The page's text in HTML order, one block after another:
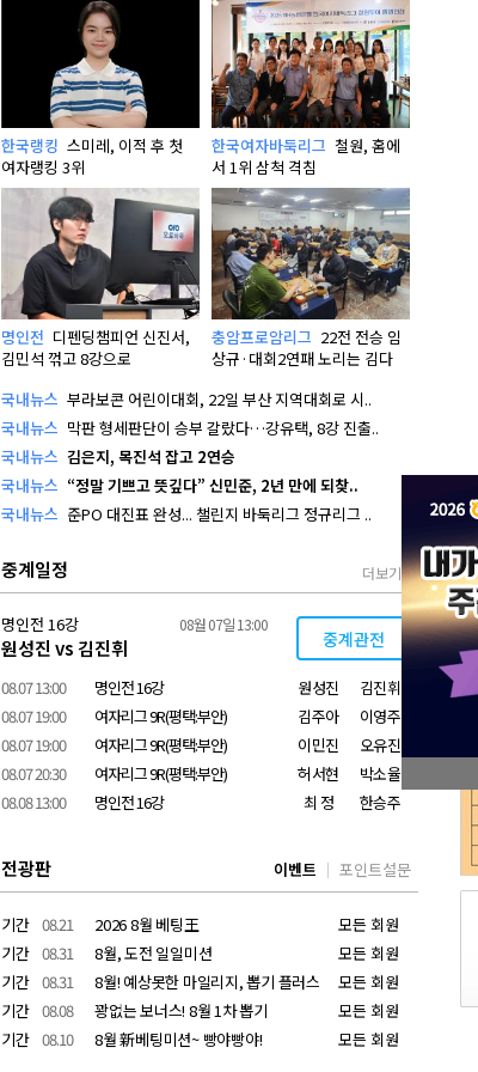
한국랭킹 스미레, 이적 후 첫
여자랭킹 3위
한국여자바둑리그 철원, 홈에
서 1위 삼척 격침
명인전 디펜딩챔피언 신진서,
김민석 꺾고 8강으로
충암프로암리그 22전 전승 임
상규·대회2연패 노리는 김다
국내뉴스 부라보콘 어린이대회, 22일 부산 지역대회로 시..
국내뉴스 막판 형세판단이 승부 갈랐다…강유택, 8강 진출..
국내뉴스 김은지, 목진석 잡고 2연승
국내뉴스 “정말 기쁘고 뜻깊다” 신민준, 2년 만에 되찾..
국내뉴스 준PO 대진표 완성... 챌린지 바둑리그 정규리그 ..
중계일정 더보기
명인전 16강
원성진 vs 김진휘
08월 07일 13:00
중계관전
08.07 13:00 명인전 16강 원성진
김진휘
08.07 19:00
여자리그 9R(평택:부안) 김주아
이영주
08.07 19:00
여자리그 9R(평택:부안) 이민진
오유진
08.07 20:30
여자리그 9R(평택:부안) 허서현
박소율
08.08 13:00
명인전 16강 최 정 한승주
전광판 이벤트 포인트설문
기간 08.21 2026 8월 베팅王
모든 회원
기간 08.31 8월, 도전 일일미션
모든 회원
기간 08.31 8월! 예상못한 마일리지, 뽑기 플러스
모든 회원
기간 08.08 꽝없는 보너스! 8월 1차 뽑기
모든 회원
기간 08.10 8월 新베팅미션~ 빵야빵야! 모든 회원